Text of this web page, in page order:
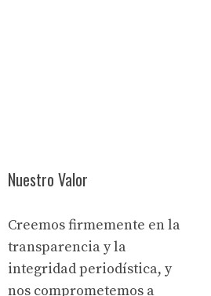
Nuestro Valor
Creemos firmemente en la
transparencia y la
integridad periodística, y
nos comprometemos a